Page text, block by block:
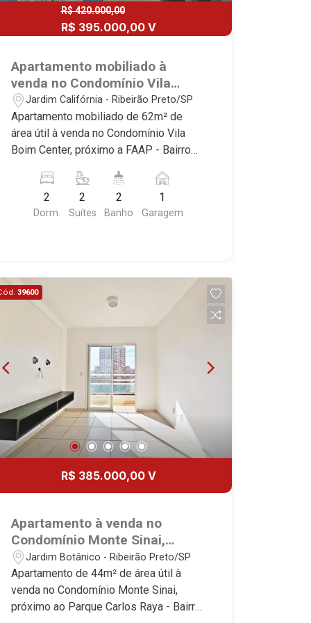
R$ 420.000,00
R$ 395.000,00 V
Apartamento mobiliado à
venda no Condomínio Vila
Boim Center, próximo a FAAP -
Ribeirão Preto/SP.
Jardim Califórnia - Ribeirão Preto/SP
Apartamento mobiliado de 62m² de
área útil à venda no Condomínio Vila
Boim Center, próximo a FAAP - Bairro
Conheça as características deste
imóvel que a Martinelli Imobiliária
selecionou para você: - 62m² de área
de serviço - Sacada gourmet - 1 vaga
Martinelli Imobiliária, referência no
mercado imobiliário desde 2000.
Especialistas em Venda, Locação e
Lançamentos! Avenida João Fiúsa,
1051 - Alto da Boa Vista | Ribeirão
2
Dorm.
2
Suítes
2
Banho
1
Garagem
39600
R$ 385.000,00 V
Apartamento à venda no
Condomínio Monte Sinai,
próximo ao Parque Carlos Raya
- Ribeirão Preto/SP.
Jardim Botânico - Ribeirão Preto/SP
Apartamento de 44m² de área útil à
venda no Condomínio Monte Sinai,
próximo ao Parque Carlos Raya - Bairro